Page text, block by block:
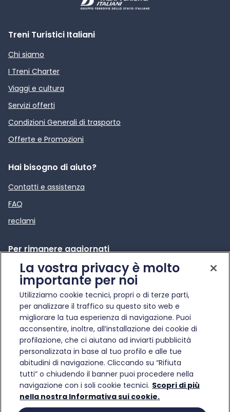
Treni Turistici Italiani
Chi siamo
I Treni Charter
Viaggi e cultura
Servizi offerti
Condizioni Generali di trasporto
Offerte e Promozioni
Hai bisogno di aiuto?
Contatti e assistenza
FAQ
reclami
Per rimanere aggiornati
News e comunicati stampa
Infotraffico
Apre in una nuova scheda
Etica e Compliance
© Gruppo FS Italiane 2025
Condizioni di trasporto
Protezione dati personali
Informativa sui cookie
Gestisci preferenze
Partita Iva 17182881007
La vostra privacy è molto
importante per noi
Utilizziamo cookie tecnici, propri o di terze parti,
per analizzare il traffico su questo sito web e
migliorare la tua esperienza di navigazione. Puoi
acconsentire, inoltre, all’installazione dei cookie di
profilazione, che ci aiutano ad inviarti pubblicità
personalizzata in base al tuo profilo e alle tue
abitudini di navigazione. Cliccando su “Rifiuta
tutti” o chiudendo il banner puoi procedere nella
navigazione con i soli cookie tecnici. Scopri di più
nella nostra Informativa sui cookie.